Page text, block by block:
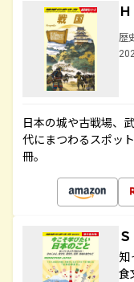
歴
日本の城や古戦場、
代にまつわるスポッ
冊。
知
食